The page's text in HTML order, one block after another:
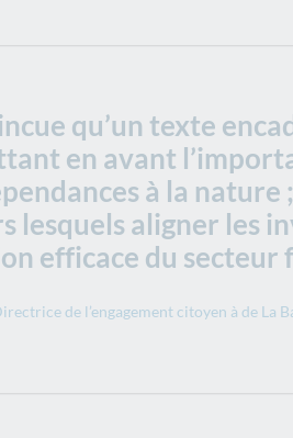
qu’un texte
en avant
à la
lesquels aligner les
efficace du secteur
de l’engagement citoyen à de La